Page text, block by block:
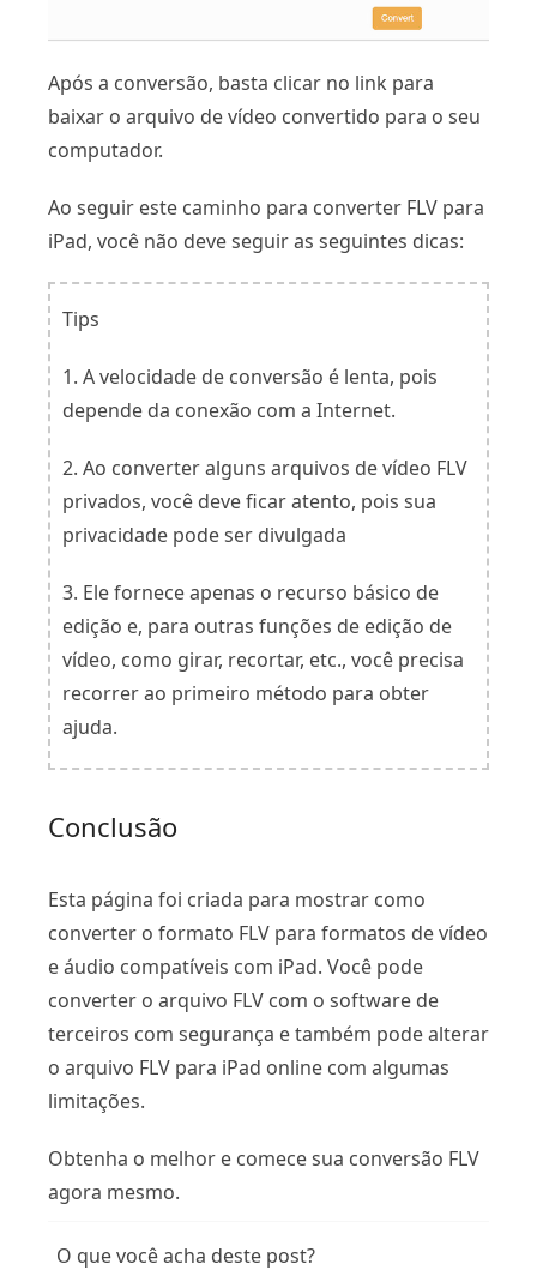
Após a conversão, basta clicar no link para
baixar o arquivo de vídeo convertido para o seu
computador.
Ao seguir este caminho para converter FLV para
iPad, você não deve seguir as seguintes dicas:
Tips
1. A velocidade de conversão é lenta, pois
depende da conexão com a Internet.
2. Ao converter alguns arquivos de vídeo FLV
privados, você deve ficar atento, pois sua
privacidade pode ser divulgada
3. Ele fornece apenas o recurso básico de
edição e, para outras funções de edição de
vídeo, como girar, recortar, etc., você precisa
recorrer ao primeiro método para obter
ajuda.
Conclusão
Esta página foi criada para mostrar como
converter o formato FLV para formatos de vídeo
e áudio compatíveis com iPad. Você pode
converter o arquivo FLV com o software de
terceiros com segurança e também pode alterar
o arquivo FLV para iPad online com algumas
limitações.
Obtenha o melhor e comece sua conversão FLV
agora mesmo.
O que você acha deste post?